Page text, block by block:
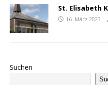
St. Elisabeth
16. März 2023
Suchen